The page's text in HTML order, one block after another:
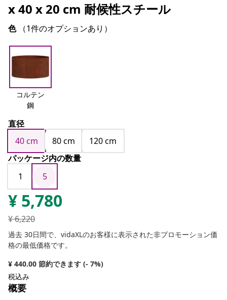
x 40 x 20 cm 耐候性スチール
色 （1件のオプションあり）
コルテン
鋼
直径
40 cm
80 cm
120 cm
パッケージ内の数量
1
5
¥ 5,780
¥6,220
過去 30日間で、vidaXLのお客様に表示された非プロモーション価
格の最低価格です。
¥ 440.00 節約できます (- 7%)
税込み
概要